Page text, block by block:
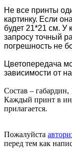
Не все принты
картинку. Если
будет 21*21 см. У
запросу точный
погрешность не
Цветопередача
зависимости от
Состав –
Каждый принт в
прилагается.
Пожалуйста
перед тем как